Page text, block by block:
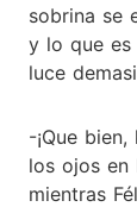
sobrina se
y lo que es
luce
-¡Que
los ojos en
mientras